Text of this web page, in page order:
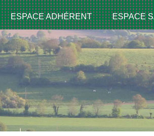
ESPACE ADHÉRENT ESPACE